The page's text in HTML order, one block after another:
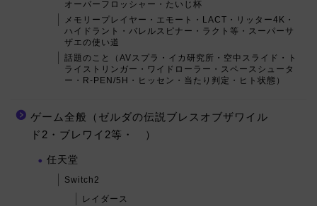
オーバーフロッシャー・たいじ杯
メモリープレイヤー・エモート・LACT・リッター4K・
ハイドラント・バレルスピナー・ラクト等・スーパーサ
ザエの使い道
話題のこと（AVスプラ・イカ研究所・空中スライド・ト
ライストリンガー・ワイドローラー・スペースシュータ
ー・R-PEN/5H・ヒッセン・当たり判定・ヒト状態）
ゲーム全般（ゼルダの伝説ブレスオブザワイル
ド2・ブレワイ2等・ ）
任天堂
Switch2
レイダース